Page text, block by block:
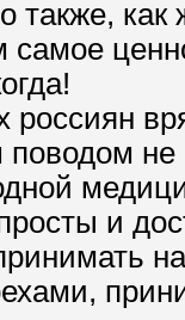
также,
поводом
и